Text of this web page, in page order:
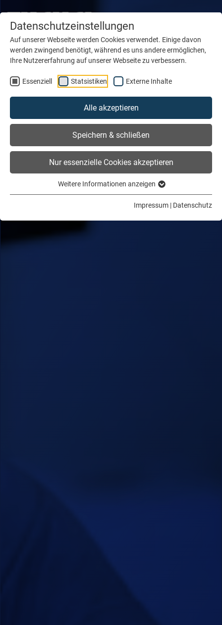
Datenschutzeinstellungen
Auf unserer Webseite werden Cookies verwendet. Einige davon
werden zwingend benötigt, während es uns andere ermöglichen,
Ihre Nutzererfahrung auf unserer Webseite zu verbessern.
Essenziell Statsistiken Externe Inhalte
Alle akzeptieren
Speichern & schließen
Nur essenzielle Cookies akzeptieren
Weitere Informationen anzeigen
Impressum | Datenschutz